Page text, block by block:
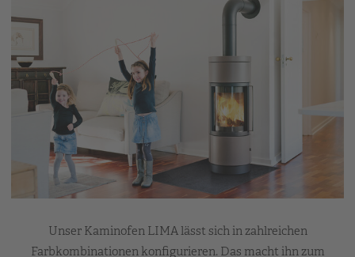
Unser Kaminofen LIMA lässt sich in zahlreichen
Farbkombinationen konfigurieren. Das macht ihn zum